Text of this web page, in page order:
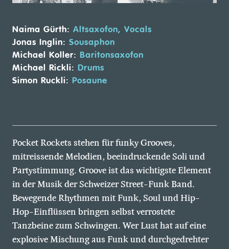
Naima Gürth: Altsaxofon, Vocals
Jonas Inglin: Sousaphon
Michael Koller: Baritonsaxofon
Michael Rickli: Drums
Simon Ruckli:
Posaune
Pocket Rockets stehen für funky Grooves,
mitreissende Melodien, beeindruckende Soli und
Partystimmung. Groove ist das wichtigste Element
in der Musik der Schweizer Street-Funk Band.
Bewegende Rhythmen mit Funk, Soul und Hip-
Hop-Einflüssen bringen selbst verrostete
Tanzbeine zum Schwingen. Wer Lust hat auf eine
explosive Mischung aus Funk und durchgedrehter